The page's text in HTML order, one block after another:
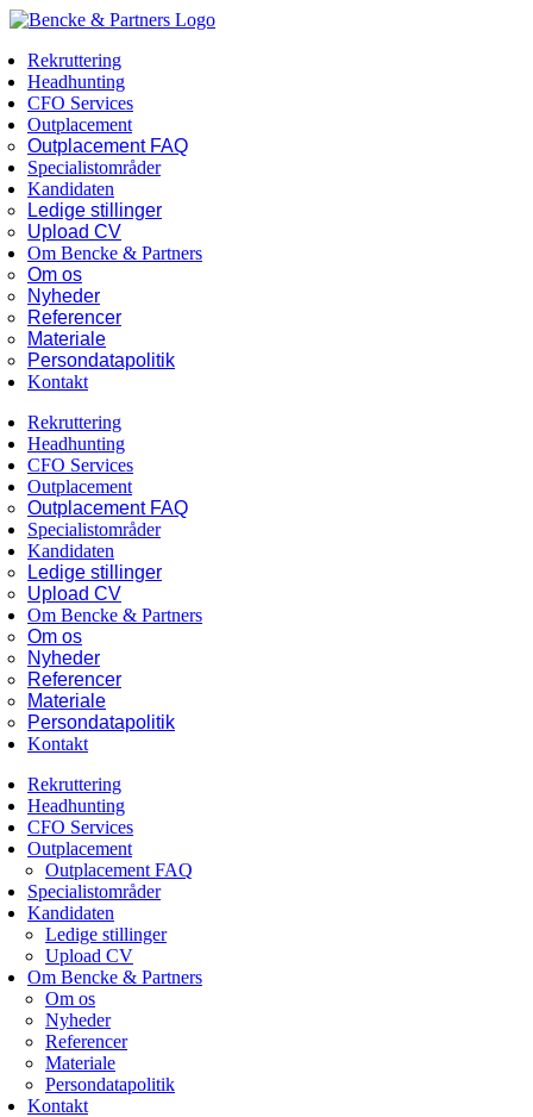
Skip
content
Facebook
LinkedIn
Rekruttering
Headhunting
CFO Services
Outplacement
Outplacement FAQ
Specialistområder
Kandidaten
Ledige stillinger
Upload CV
Om Bencke & Partners
Om os
Nyheder
Referencer
Materiale
Persondatapolitik
Kontakt
Rekruttering
Headhunting
CFO Services
Outplacement
Outplacement FAQ
Specialistområder
Kandidaten
Ledige stillinger
Upload CV
Om Bencke & Partners
Om os
Nyheder
Referencer
Materiale
Persondatapolitik
Kontakt
Rekruttering
Headhunting
CFO Services
Outplacement
Outplacement FAQ
Specialistområder
Kandidaten
Ledige stillinger
Upload CV
Om Bencke & Partners
Om os
Nyheder
Referencer
Materiale
Persondatapolitik
Kontakt